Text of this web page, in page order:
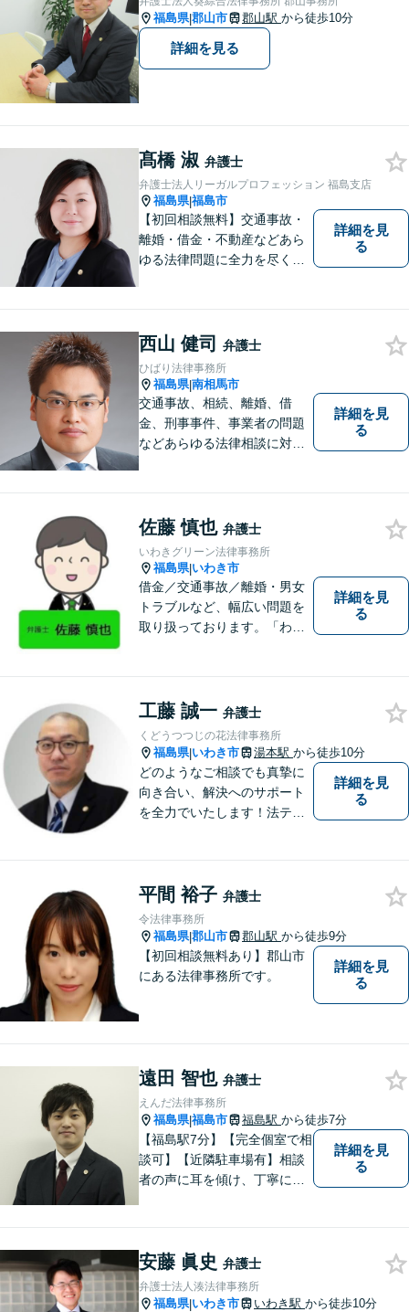
お気軽にご連絡ください。
福島県|郡山市 郡山駅 から徒歩10分
詳細を見る
髙橋 淑 弁護士
弁護士法人リーガルプロフェッション 福島支店
福島県|福島市
【初回相談無料】交通事故・
離婚・借金・不動産などあら
ゆる法律問題に全力を尽くし
と思わず、お困りの方は是非
ご相談ください。
詳細を見
る
西山 健司 弁護士
ひばり法律事務所
福島県|南相馬市
交通事故、相続、離婚、借
金、刑事事件、事業者の問題
などあらゆる法律相談に対応
ごとがありましたら、まずは
ご相談ください。
詳細を見
る
佐藤 慎也 弁護士
いわきグリーン法律事務所
福島県|いわき市
借金／交通事故／離婚・男女
トラブルなど、幅広い問題を
取り扱っております。「わか
ります。【無料駐車場あり】
詳細を見
る
工藤 誠一 弁護士
くどうつつじの花法律事務所
福島県|いわき市 湯本駅 から徒歩10分
どのようなご相談でも真摯に
向き合い、解決へのサポート
を全力でいたします！法テラ
けていただけます。【湯本駅
から車で約７分】
詳細を見
る
平間 裕子 弁護士
令法律事務所
福島県|郡山市 郡山駅 から徒歩9分
【初回相談無料あり】郡山市
にある法律事務所です。
詳細を見
る
遠田 智也 弁護士
えんだ法律事務所
福島県|福島市 福島駅 から徒歩7分
【福島駅7分】【完全個室で相
談可】【近隣駐車場有】相談
者の声に耳を傾け、丁寧にわ
った」と思っていただけるよ
うに全力を尽くしていきま
す。
詳細を見
る
安藤 眞史 弁護士
弁護士法人湊法律事務所
福島県|いわき市 いわき駅 から徒歩10分